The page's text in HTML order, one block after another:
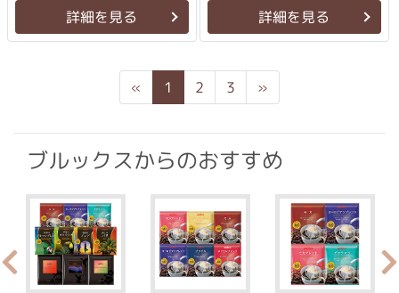
詳細を見る 詳細を見る
« Previous
1 2 3 »Next
ブルックスからのおすすめ